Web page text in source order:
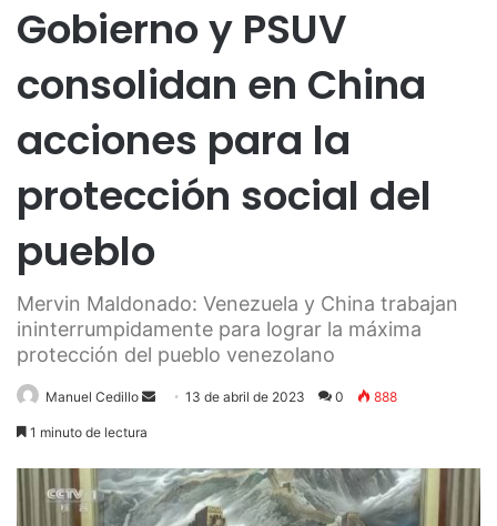
Gobierno y PSUV
consolidan en China
acciones para la
protección social del
pueblo
Mervin Maldonado: Venezuela y China trabajan
ininterrumpidamente para lograr la máxima
protección del pueblo venezolano
Manuel Cedillo
Send13 de abril de 2023 0 888
1 minuto de lectura